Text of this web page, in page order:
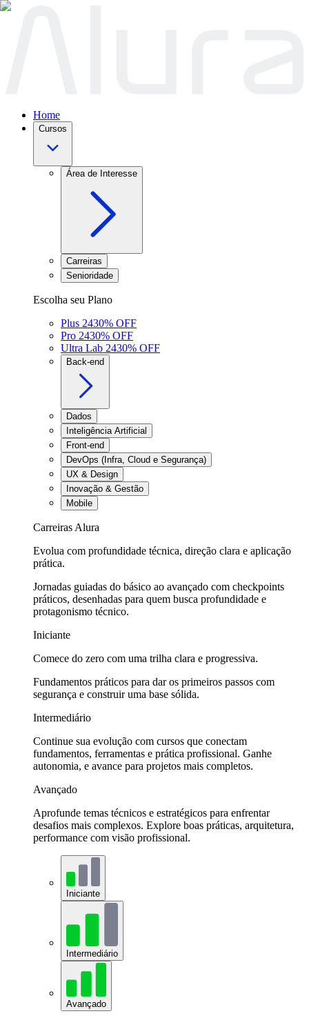
Home
Cursos
Área de Interesse
Carreiras
Senioridade
Escolha seu Plano
Plus 2430% OFF
Pro 2430% OFF
Ultra Lab 2430% OFF
Back-end
Dados
Inteligência Artificial
Front-end
DevOps (Infra, Cloud e Segurança)
UX & Design
Inovação & Gestão
Mobile
Carreiras Alura
Evolua com profundidade técnica, direção clara e aplicação
prática.
Jornadas guiadas do básico ao avançado com checkpoints
práticos, desenhadas para quem busca profundidade e
protagonismo técnico.
Iniciante
Comece do zero com uma trilha clara e progressiva.
Fundamentos práticos para dar os primeiros passos com
segurança e construir uma base sólida.
Intermediário
Continue sua evolução com cursos que conectam
fundamentos, ferramentas e prática profissional. Ganhe
autonomia, e avance para projetos mais completos.
Avançado
Aprofunde temas técnicos e estratégicos para enfrentar
desafios mais complexos. Explore boas práticas, arquitetura,
performance com visão profissional.
Iniciante
Intermediário
Avançado